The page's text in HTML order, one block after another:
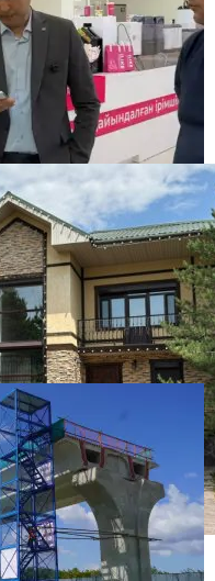
и КНБ: в
13 человек
500 тенге за
детям
активов